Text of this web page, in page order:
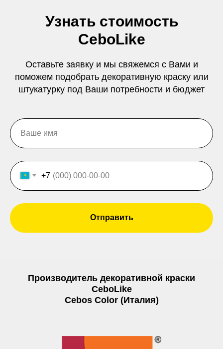
Узнать стоимость
CeboLike
Оставьте заявку и мы свяжемся с Вами и
поможем подобрать декоративную краску или
штукатурку под Ваши потребности и бюджет
+7
Отправить
Производитель декоративной краски
CeboLike
Cebos Color (Италия)